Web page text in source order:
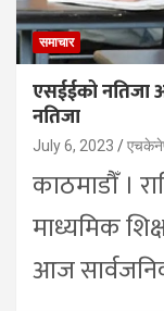
समाचार
एसईईको नतिजा
नतिजा
July 6, 2023
काठमाडौँ ।
माध्यमिक
आज